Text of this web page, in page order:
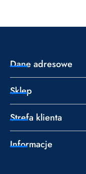
Dane adresowe
Sklep
Strefa klienta
Informacje